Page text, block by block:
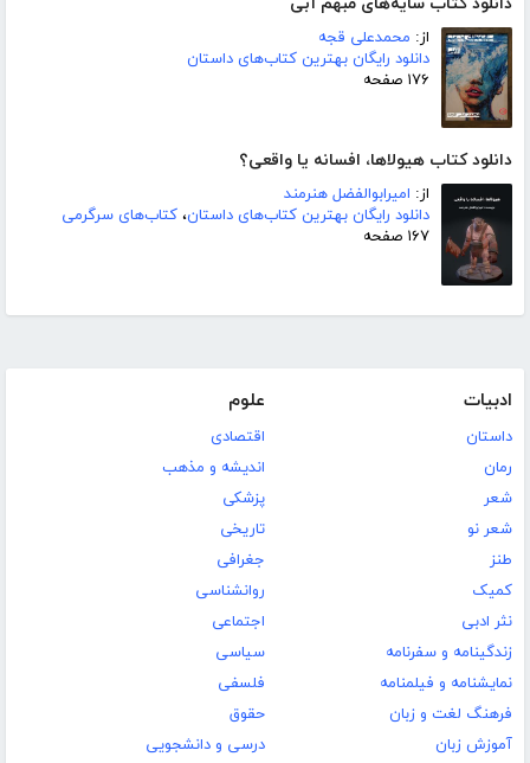
از: محمدعلی قجه
دانلود رایگان بهترین کتاب‌های داستان
۱۷۶ صفحه
دانلود کتاب هیولاها، افسانه یا واقعی؟
از: امیرابوالفضل هنرمند
دانلود رایگان بهترین کتاب‌های داستان، کتاب‌های سرگرمی
۱۶۷ صفحه
ادبیات
داستان
رمان
شعر
شعر نو
طنز
کمیک
نثر ادبی
زندگینامه و سفرنامه
نمایشنامه و فیلمنامه
فرهنگ لغت و زبان
آموزش زبان
علوم
اقتصادی
اندیشه و مذهب
پزشکی
تاریخی
جغرافی
روانشناسی
اجتماعی
سیاسی
فلسفی
حقوق
درسی و دانشجویی